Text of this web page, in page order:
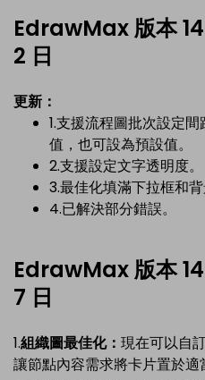
EdrawMax 版本
2 日
更新：
1.支援流程圖批次設定
值，也可設為預設值。
2.支援設定文字透明度。
3.最佳化填滿下拉框和
4.已解決部分錯誤。
EdrawMax 版本
7 日
1.組織圖最佳化： 現在可以自
讓節點內容需求將卡片置於適